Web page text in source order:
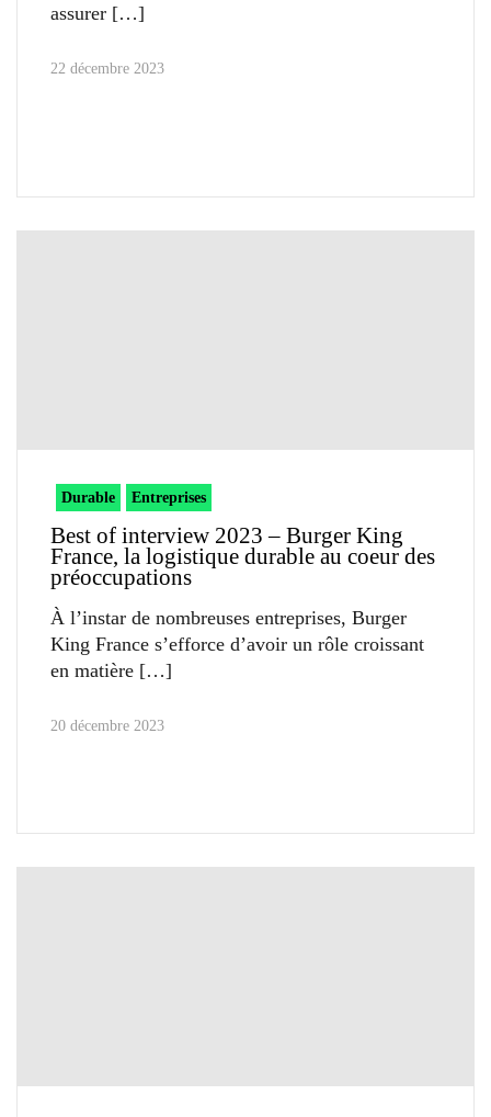
assurer
22 décembre 2023
Durable Entreprises
Best of interview 2023 – Burger King
France, la logistique durable au coeur des
préoccupations
À l’instar de nombreuses entreprises, Burger
King France s’efforce d’avoir un rôle croissant
en matière
20 décembre 2023